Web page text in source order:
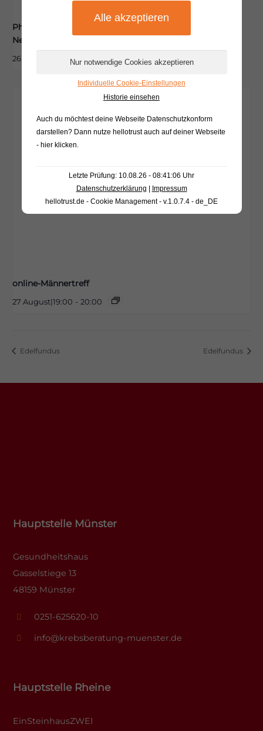
Pharmazeutische Beratung zum
Nebenwirkungsmanagement
26 August|15:00 - 18:00
online-Männertreff
27 August|19:00 - 20:00
Edelfundus Edelfundus
Hauptstelle Münster
Gesundheitshaus
Gasselstiege 13
48159 Münster
0251-625620-10
info@krebsberatung-muenster.de
Hauptstelle Rheine
EinSteinhausZWEI
Individuelle Cookie-Einstellungen
Historie einsehen
Auch du möchtest deine Webseite Datenschutzkonform
darstellen? Dann nutze hellotrust auch auf deiner Webseite
- hier klicken.
Letzte Prüfung: 10.08.26 - 08:41:06 Uhr
Datenschutzerklärung
Impressum
hellotrust.de - Cookie Management - v.1.0.7.4 - de_DE